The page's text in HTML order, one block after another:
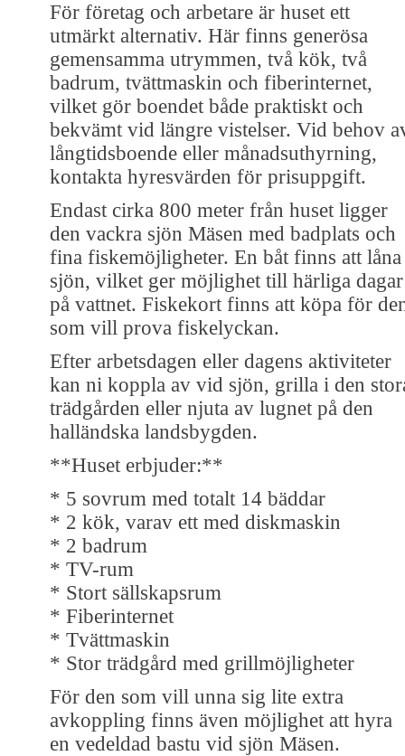
För företag och arbetare är huset ett
utmärkt alternativ. Här finns generösa
gemensamma utrymmen, två kök, två
badrum, tvättmaskin och fiberinternet,
vilket gör boendet både praktiskt och
bekvämt vid längre vistelser. Vid behov
långtidsboende eller månadsuthyrning,
kontakta hyresvärden för prisuppgift.
Endast cirka 800 meter från huset ligger
den vackra sjön Mäsen med badplats och
fina fiskemöjligheter. En båt finns att
sjön, vilket ger möjlighet till härliga dagar
på vattnet. Fiskekort finns att köpa för
som vill prova fiskelyckan.
Efter arbetsdagen eller dagens aktiviteter
kan ni koppla av vid sjön, grilla i den
trädgården eller njuta av lugnet på den
halländska landsbygden.
**Huset erbjuder:**
* 5 sovrum med totalt 14 bäddar
* 2 kök, varav ett med diskmaskin
* 2 badrum
* TV-rum
* Stort sällskapsrum
* Fiberinternet
* Tvättmaskin
* Stor trädgård med grillmöjligheter
För den som vill unna sig lite extra
avkoppling finns även möjlighet att hyra
en vedeldad bastu vid sjön Mäsen.